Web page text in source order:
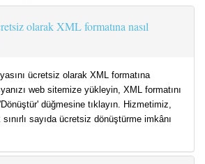
olarak XML formatına nasıl
ücretsiz olarak XML formatına
web sitemize yükleyin, XML formatını
düğmesine tıklayın. Hizmetimiz,
sayıda ücretsiz dönüştürme imkânı